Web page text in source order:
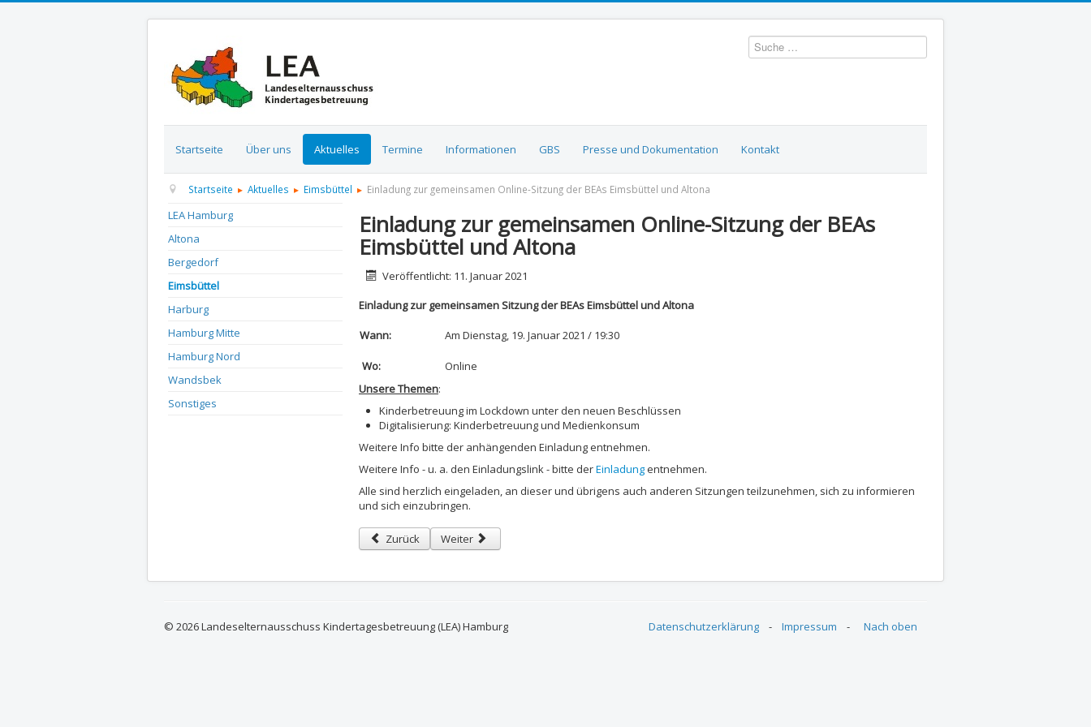
Suchen
Startseite Über uns Aktuelles Termine Informationen GBS Presse und Dokumentation Kontakt
Startseite Aktuelles Eimsbüttel Einladung zur gemeinsamen Online-Sitzung der BEAs Eimsbüttel und Altona
LEA Hamburg
Altona
Bergedorf
Eimsbüttel
Harburg
Hamburg Mitte
Hamburg Nord
Wandsbek
Sonstiges
Einladung zur gemeinsamen Online-Sitzung der BEAs
Eimsbüttel und Altona
DetailsVeröffentlicht: 11. Januar 2021
Einladung zur gemeinsamen Sitzung der BEAs Eimsbüttel und Altona
Wann: Am Dienstag, 19. Januar 2021 / 19:30
Wo:
Online
Unsere Themen:
Kinderbetreuung im Lockdown unter den neuen Beschlüssen
Digitalisierung: Kinderbetreuung und Medienkonsum
Weitere Info bitte der anhängenden Einladung entnehmen.
Weitere Info - u. a. den Einladungslink - bitte derEinladungentnehmen.
Alle sind herzlich eingeladen, an dieser und übrigens auch anderen Sitzungen teilzunehmen, sich zu informieren
und sich einzubringen.
Vorheriger Beitrag: Einladung zur gemeinsamen Online-Sitzung der BEAs Eimsbüttel und Altona
Zurück Nächster Beitrag: Einladung zur gemeinsamen Online-Sitzung der BEAs Eimsbüttel und Altona
Weiter
Nach oben
Datenschutzerklärung - Impressum -
© 2026 Landeselternausschuss Kindertagesbetreuung (LEA) Hamburg